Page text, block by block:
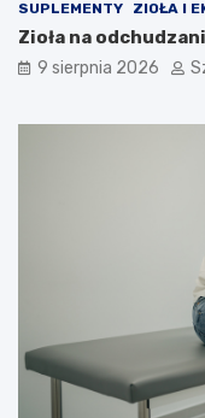
d
ę
d
SUPLEMENTY ZIOŁA I
Zioła na
9 sierpnia 2026